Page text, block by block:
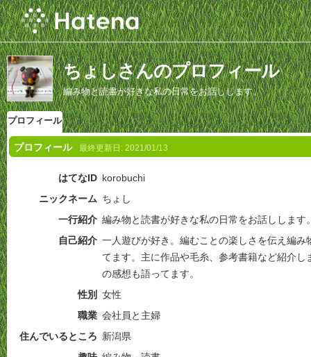
ちょしさんのプロフィール
編み物と読書が好きな私の日常をお話しします。
プロフィール
プロフィール 最終更新日: 2021/01/13
はてなID korobuchi
ニックネーム ちょし
一行紹介 編み物と読書が好きな私の日常をお話しします
自己紹介 一人遊びが好き。編むことの楽しさを伝え編
てます。主に作品や毛糸、参考書籍など紹介
の感想も語ってます。
性別
女性
職業 会社員と主婦
住んでいるところ 新潟県